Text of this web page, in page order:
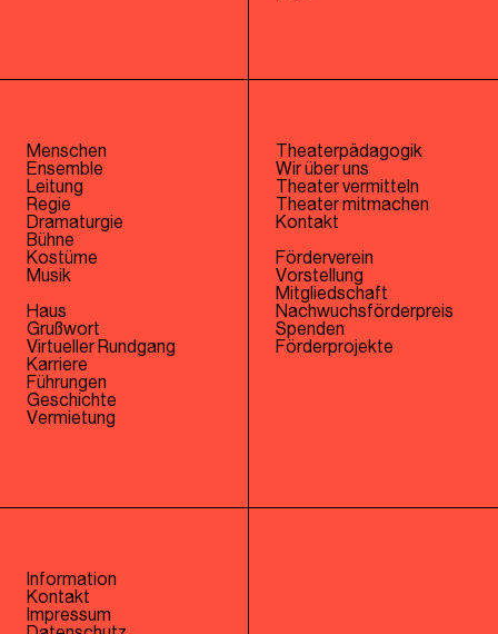
Menschen
Ensemble
Leitung
Regie
Dramaturgie
Bühne
Kostüme
Musik
Haus
Grußwort
Virtueller Rundgang
Karriere
Führungen
Geschichte
Vermietung
Theaterpädagogik
Wir über uns
Theater vermitteln
Theater mitmachen
Kontakt
Förderverein
Vorstellung
Mitgliedschaft
Nachwuchsförderpreis
Spenden
Förderprojekte
Information
Kontakt
Impressum